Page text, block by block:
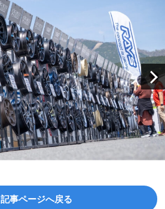
記事ページへ戻る